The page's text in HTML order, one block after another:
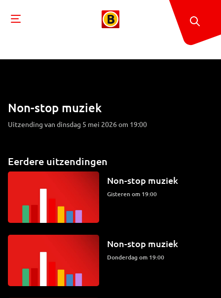
Non-stop muziek
Uitzending van dinsdag 5 mei 2026 om 19:00
Eerdere uitzendingen
Non-stop muziek
Gisteren om 19:00
Non-stop muziek
donderdag om 19:00